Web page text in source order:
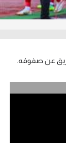
عن صفوفه.